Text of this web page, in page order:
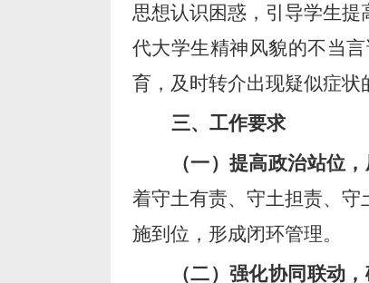
思想认识困惑，引导学生
代大学生精神风貌的不当
育，及时转介出现疑似症状
三、工作要求
（一）提高政治站位
着守土有责、守土担责、
施到位，形成闭环管理。
（二）强化协同联动